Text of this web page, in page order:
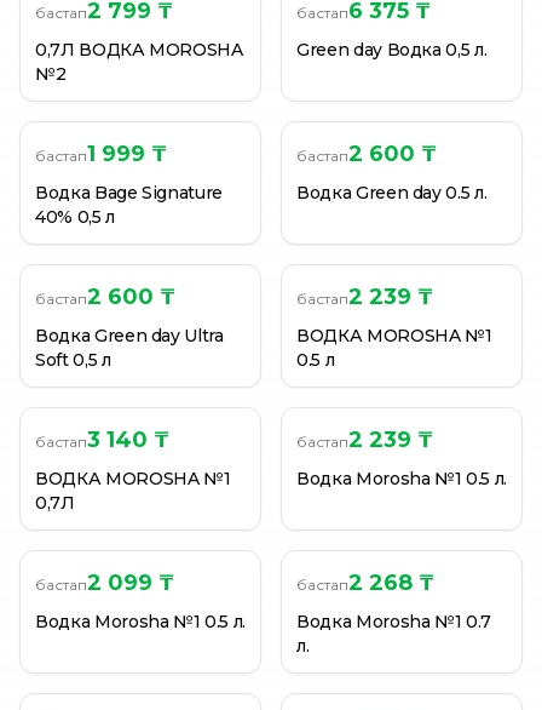
бастап2 799 ₸
0,7Л ВОДКА MOROSHA
№2
бастап6 375 ₸
Green day Водка 0,5 л.
бастап1 999 ₸
Водка Bage Signature
40% 0,5 л
бастап2 600 ₸
Водка Green day 0.5 л.
бастап2 600 ₸
Водка Green day Ultra
Soft 0,5 л
бастап2 239 ₸
ВОДКА MOROSHA №1
0.5 л
бастап3 140 ₸
ВОДКА MOROSHA №1
0,7Л
бастап2 239 ₸
Водка Morosha №1 0.5 л.
бастап2 099 ₸
Водка Morosha №1 0.5 л.
бастап2 268 ₸
Водка Morosha №1 0.7
л.
ВОДКА MOROSHA SINEVIR 0.7
Водка Morosha особая водограйна 0.5 л.